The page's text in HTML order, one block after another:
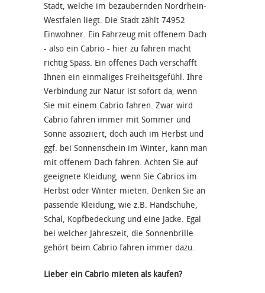
Stadt, welche im bezaubernden Nordrhein-
Westfalen liegt. Die Stadt zählt 74952
Einwohner. Ein Fahrzeug mit offenem Dach
- also ein Cabrio - hier zu fahren macht
richtig Spass. Ein offenes Dach verschafft
Ihnen ein einmaliges Freiheitsgefühl. Ihre
Verbindung zur Natur ist sofort da, wenn
Sie mit einem Cabrio fahren. Zwar wird
Cabrio fahren immer mit Sommer und
Sonne assoziiert, doch auch im Herbst und
ggf. bei Sonnenschein im Winter, kann man
mit offenem Dach fahren. Achten Sie auf
geeignete Kleidung, wenn Sie Cabrios im
Herbst oder Winter mieten. Denken Sie an
passende Kleidung, wie z.B. Handschuhe,
Schal, Kopfbedeckung und eine Jacke. Egal
bei welcher Jahreszeit, die Sonnenbrille
gehört beim Cabrio fahren immer dazu.
Lieber ein Cabrio mieten als kaufen?